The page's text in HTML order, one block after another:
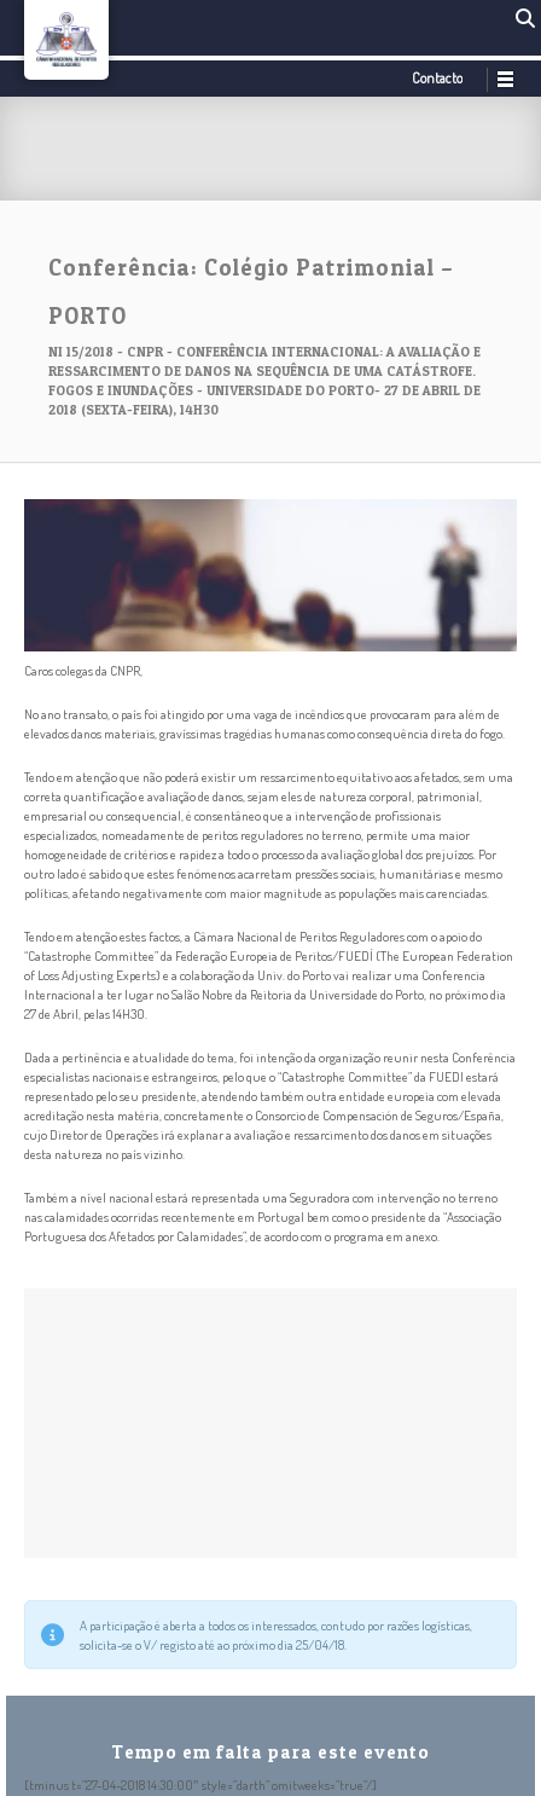
Contacto
Conferência: Colégio Patrimonial –
PORTO
NI 15/2018 - CNPR - CONFERÊNCIA INTERNACIONAL: A AVALIAÇÃO E
RESSARCIMENTO DE DANOS NA SEQUÊNCIA DE UMA CATÁSTROFE.
FOGOS E INUNDAÇÕES - UNIVERSIDADE DO PORTO- 27 DE ABRIL DE
2018 (SEXTA-FEIRA), 14H30
Caros colegas da CNPR,
No ano transato, o país foi atingido por uma vaga de incêndios que provocaram para além de
elevados danos materiais, gravíssimas tragédias humanas como consequência direta do fogo.
Tendo em atenção que não poderá existir um ressarcimento equitativo aos afetados, sem uma
correta quantificação e avaliação de danos, sejam eles de natureza corporal, patrimonial,
empresarial ou consequencial, é consentâneo que a intervenção de profissionais
especializados, nomeadamente de peritos reguladores no terreno, permite uma maior
homogeneidade de critérios e rapidez a todo o processo da avaliação global dos prejuízos. Por
outro lado é sabido que estes fenómenos acarretam pressões sociais, humanitárias e mesmo
políticas, afetando negativamente com maior magnitude as populações mais carenciadas.
Tendo em atenção estes factos, a Câmara Nacional de Peritos Reguladores com o apoio do
“Catastrophe Committee” da Federação Europeia de Peritos/FUEDÍ (The European Federation
of Loss Adjusting Experts) e a colaboração da Univ. do Porto vai realizar uma Conferencia
Internacional a ter lugar no Salão Nobre da Reitoria da Universidade do Porto, no próximo dia
27 de Abril, pelas 14H30.
Dada a pertinência e atualidade do tema, foi intenção da organização reunir nesta Conferência
especialistas nacionais e estrangeiros, pelo que o “Catastrophe Committee” da FUEDI estará
representado pelo seu presidente, atendendo também outra entidade europeia com elevada
acreditação nesta matéria, concretamente o Consorcio de Compensación de Seguros/España,
cujo Diretor de Operações irá explanar a avaliação e ressarcimento dos danos em situações
desta natureza no país vizinho.
Também a nível nacional estará representada uma Seguradora com intervenção no terreno
nas calamidades ocorridas recentemente em Portugal bem como o presidente da “Associação
Portuguesa dos Afetados por Calamidades”, de acordo com o programa em anexo.
A participação é aberta a todos os interessados, contudo por razões logísticas,
solicita-se o V/ registo até ao próximo dia 25/04/18.
Tempo em falta para este evento
[tminus t=”27-04-2018 14:30:00″ style=”darth” omitweeks=”true”/]